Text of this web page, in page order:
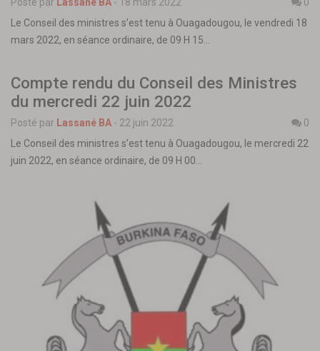
Le Conseil des ministres s’est tenu à Ouagadougou, le vendredi 18
mars 2022, en séance ordinaire, de 09 H 15…
Compte rendu du Conseil des Ministres
du mercredi 22 juin 2022
Posté par Lassané BA - 22 juin 2022
0
Le Conseil des ministres s’est tenu à Ouagadougou, le mercredi 22
juin 2022, en séance ordinaire, de 09 H 00…